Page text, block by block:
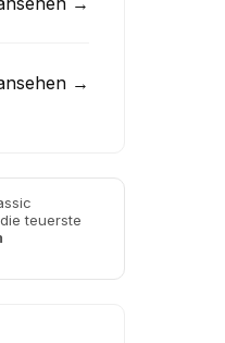
→
teuerste